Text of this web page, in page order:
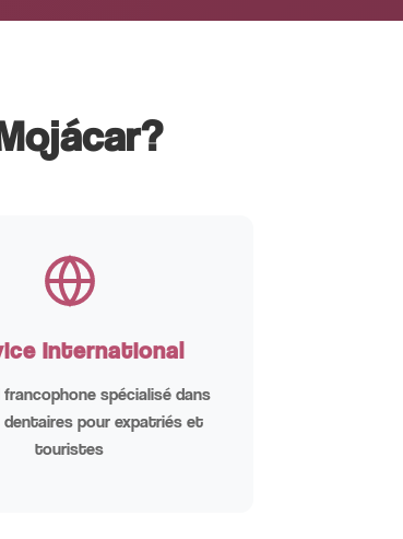
International
francophone spécialisé dans
dentaires pour expatriés et
touristes